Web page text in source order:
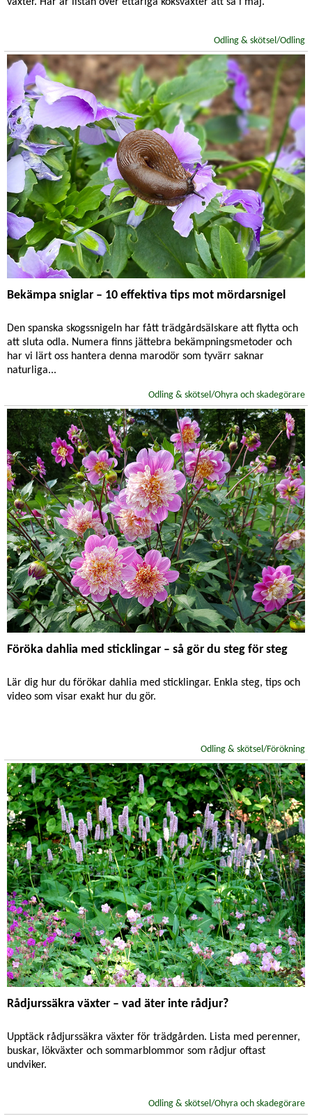
Odling & skötsel/Odling
Bekämpa sniglar – 10 effektiva tips mot mördarsnigel
Den spanska skogssnigeln har fått trädgårdsälskare att flytta och
att sluta odla. Numera finns jättebra bekämpningsmetoder och
har vi lärt oss hantera denna marodör som tyvärr saknar
naturliga...
Odling & skötsel/Ohyra och skadegörare
Föröka dahlia med sticklingar – så gör du steg för steg
Lär dig hur du förökar dahlia med sticklingar. Enkla steg, tips och
video som visar exakt hur du gör.
Odling & skötsel/Förökning
Rådjurssäkra växter – vad äter inte rådjur?
Upptäck rådjurssäkra växter för trädgården. Lista med perenner,
buskar, lökväxter och sommarblommor som rådjur oftast
undviker.
Odling & skötsel/Ohyra och skadegörare